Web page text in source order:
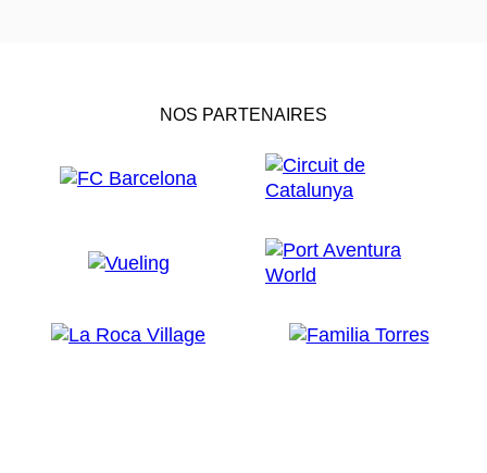
NOS PARTENAIRES